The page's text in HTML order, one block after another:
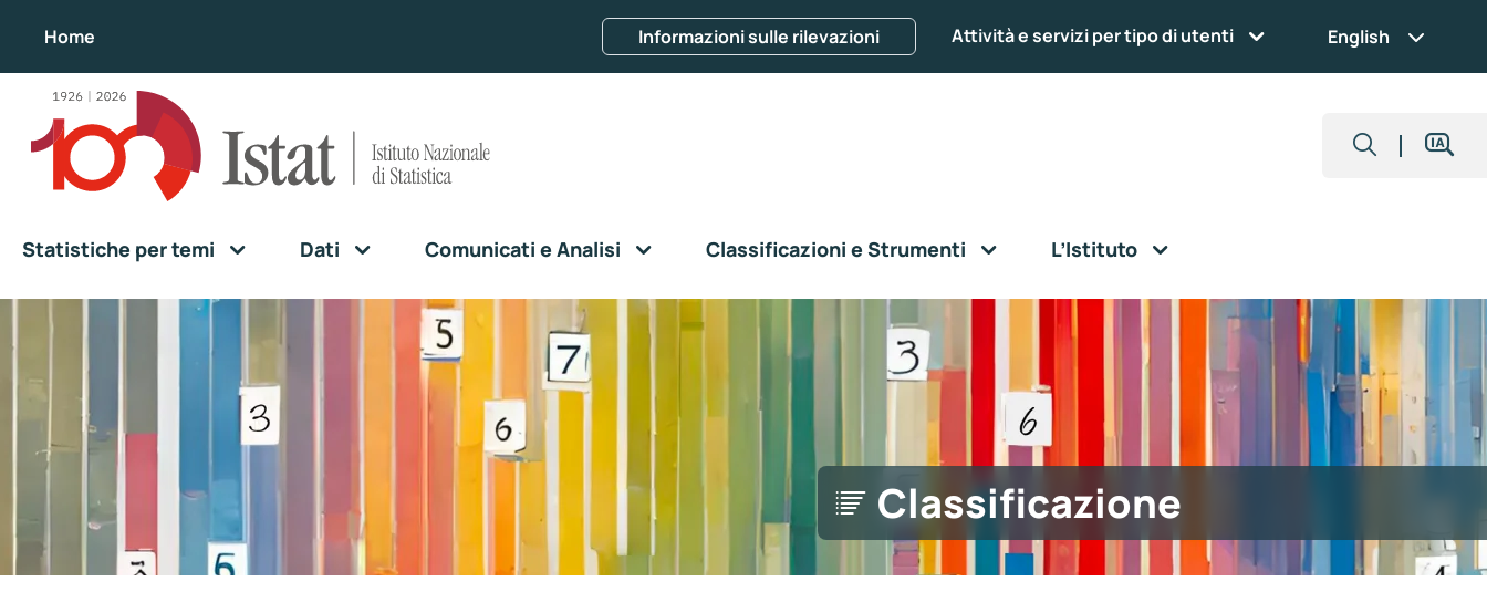
Home Informazioni sulle rilevazioni Attività e servizi per tipo di utenti English
Statistiche per temi Dati Comunicati e Analisi Classificazioni e Strumenti L’Istituto
Classificazione